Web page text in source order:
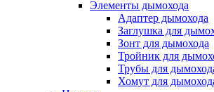
Элементы дымохода
Адаптер дымохода
Заглушка для
Зонт для дымохода
Тройник для
Трубы для
Хомут для